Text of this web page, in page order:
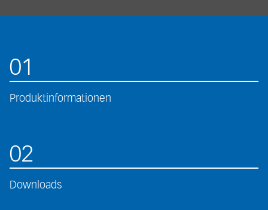
01
Produktinformationen
02
Downloads